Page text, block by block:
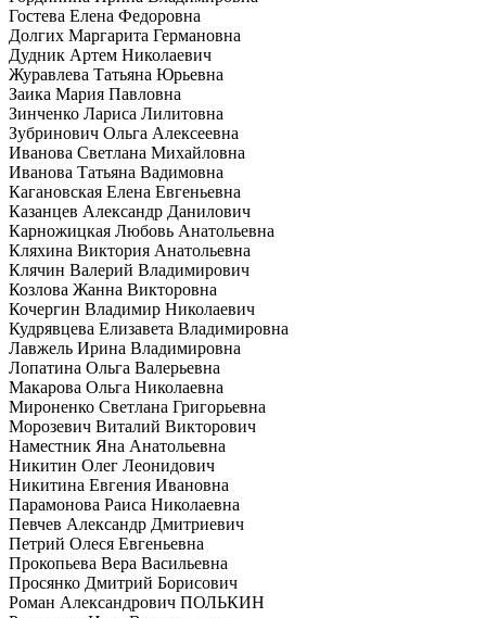
Гостева Елена Федоровна
Долгих Маргарита Германовна
Дудник Артем Николаевич
Журавлева Татьяна Юрьевна
Заика Мария Павловна
Зинченко Лариса Лилитовна
Зубринович Ольга Алексеевна
Иванова Светлана Михайловна
Иванова Татьяна Вадимовна
Кагановская Елена Евгеньевна
Казанцев Александр Данилович
Карножицкая Любовь Анатольевна
Кляхина Виктория Анатольевна
Клячин Валерий Владимирович
Козлова Жанна Викторовна
Кочергин Владимир Николаевич
Кудрявцева Елизавета Владимировна
Лавжель Ирина Владимировна
Лопатина Ольга Валерьевна
Макарова Ольга Николаевна
Мироненко Светлана Григорьевна
Морозевич Виталий Викторович
Наместник Яна Анатольевна
Никитин Олег Леонидович
Никитина Евгения Ивановна
Парамонова Раиса Николаевна
Певчев Александр Дмитриевич
Петрий Олеся Евгеньевна
Прокопьева Вера Васильевна
Просянко Дмитрий Борисович
Роман Александрович ПОЛЬКИН